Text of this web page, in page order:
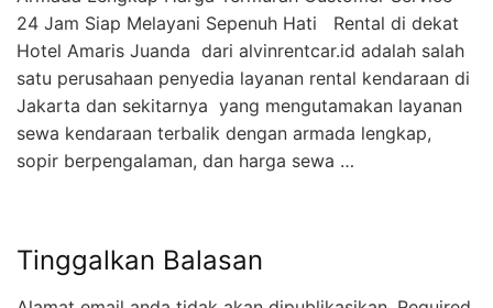
24 Jam Siap Melayani Sepenuh Hati Rental di dekat
Hotel Amaris Juanda dari alvinrentcar.id adalah salah
satu perusahaan penyedia layanan rental kendaraan di
Jakarta dan sekitarnya yang mengutamakan layanan
sewa kendaraan terbalik dengan armada lengkap,
sopir berpengalaman, dan harga sewa …
Tinggalkan Balasan